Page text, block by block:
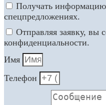
Получать
спецпредложениях.
Отправляя заявку, вы
конфиденциальности.
Имя
Телефон